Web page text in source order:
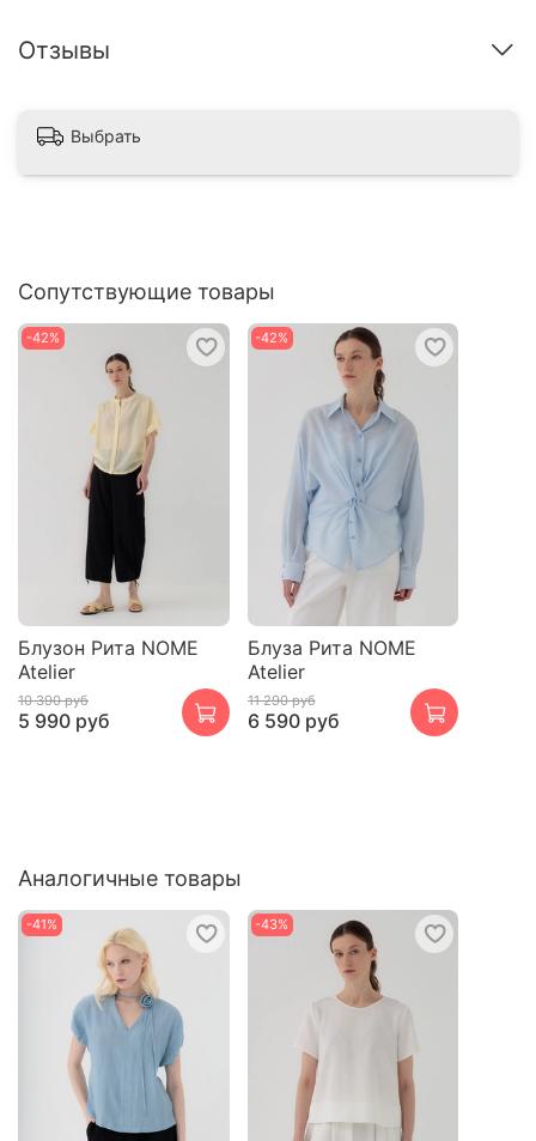
Отзывы
Выбрать
Сопутствующие товары
-42%
Блузон Рита NOME
Atelier
10 390 руб
5 990 руб
-42%
Блуза Рита NOME
Atelier
11 290 руб
6 590 руб
Аналогичные товары
-41% -43%